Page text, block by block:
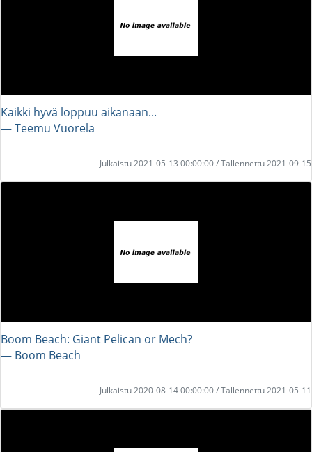
Kaikki hyvä loppuu aikanaan...
― Teemu Vuorela
Julkaistu 2021-05-13 00:00:00 / Tallennettu 2021-09-15
Boom Beach: Giant Pelican or Mech?
― Boom Beach
Julkaistu 2020-08-14 00:00:00 / Tallennettu 2021-05-11